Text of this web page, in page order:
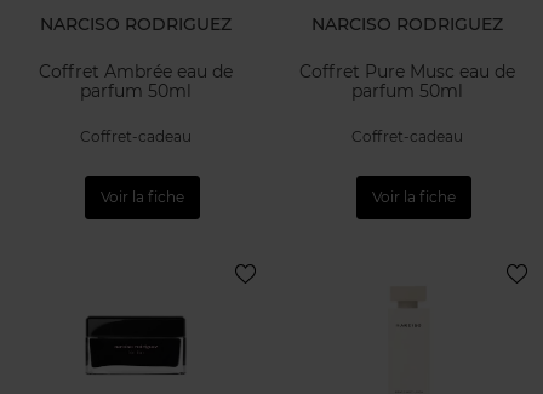
NARCISO RODRIGUEZ
Coffret Ambrée eau de
parfum 50ml
Coffret-cadeau
Voir la fiche
NARCISO RODRIGUEZ
Coffret Pure Musc eau de
parfum 50ml
Coffret-cadeau
Voir la fiche